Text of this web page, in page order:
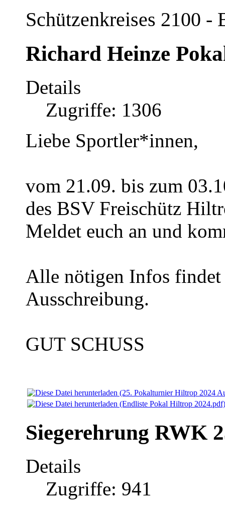
Schützenkreises 2100 -
Richard Heinze
Details
Zugriffe: 1306
Liebe Sportler*innen,
vom 21.09. bis zum
des BSV Freischütz
Meldet euch an und
Alle nötigen Infos findet
Ausschreibung.
GUT SCHUSS
Siegerehrung RWK
Details
Zugriffe: 941